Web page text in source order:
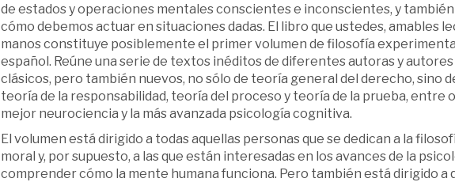
de estados y operaciones mentales conscientes e inconscientes, y
cómo debemos actuar en situaciones dadas. El libro que ustedes, amables
manos constituye posiblemente el primer volumen de filosofía
español. Reúne una serie de textos inéditos de diferentes autoras y
clásicos, pero también nuevos, no sólo de teoría general del derecho, sino
teoría de la responsabilidad, teoría del proceso y teoría de la prueba, entre
mejor neurociencia y la más avanzada psicología cognitiva.
El volumen está dirigido a todas aquellas personas que se dedican a la
moral y, por supuesto, a las que están interesadas en los avances de la
comprender cómo la mente humana funciona. Pero también está dirigido a